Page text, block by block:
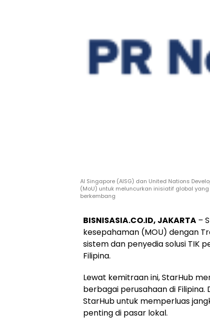
AI Singapore (AISG) dan United Nations
(MoU) untuk meluncurkan inisiatif global
berkembang
BISNISASIA.CO.ID, JAKARTA –
kesepahaman (MOU) dengan
sistem dan penyedia solusi TIK
Filipina.
Lewat kemitraan ini, StarHub
berbagai perusahaan di Filipina.
StarHub untuk memperluas
penting di pasar lokal.